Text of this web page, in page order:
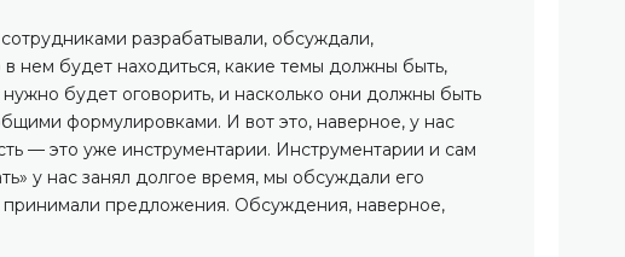
разрабатывали, обсуждали,
в нем будет находиться, какие темы должны быть,
будет оговорить, и насколько они должны быть
формулировками. И вот это, наверное, у нас
— это уже инструментарии. Инструментарии и сам
у нас занял долгое время, мы обсуждали его
предложения. Обсуждения, наверное,